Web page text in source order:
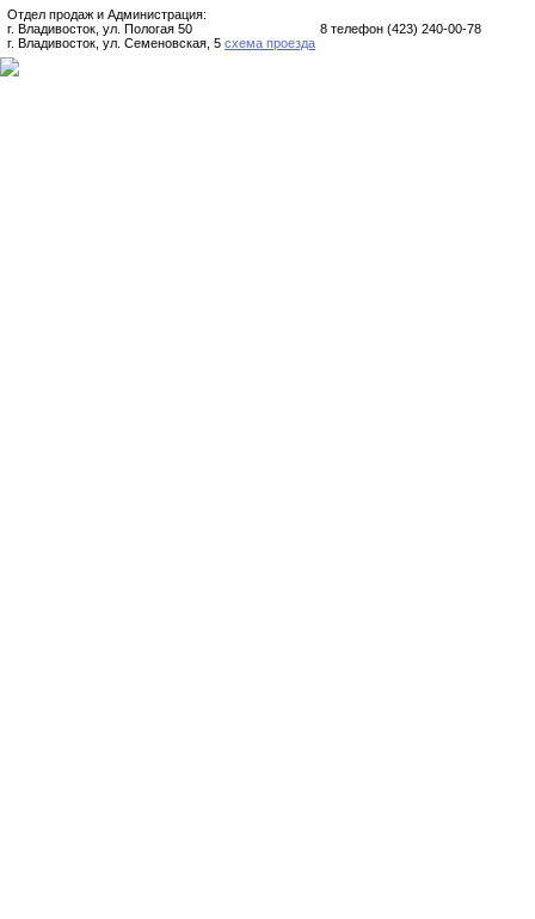
Отдел продаж и Администрация:
г. Владивосток, ул. Пологая 50
г. Владивосток, ул. Семеновская, 5 схема проезда
8 телефон (423) 240-00-78